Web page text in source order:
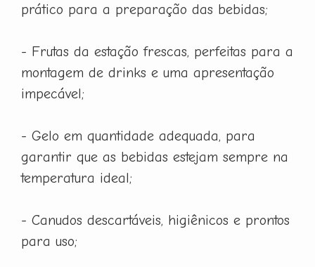
prático para a preparação das bebidas;
- Frutas da estação frescas, perfeitas para a
montagem de drinks e uma apresentação
impecável;
- Gelo em quantidade adequada, para
garantir que as bebidas estejam sempre na
temperatura ideal;
- Canudos descartáveis, higiênicos e prontos
para uso;